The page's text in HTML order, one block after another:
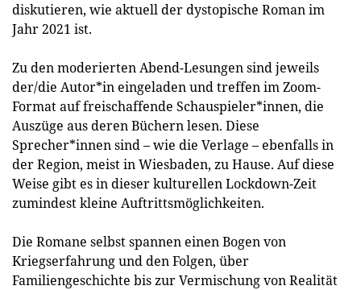
diskutieren, wie aktuell der dystopische Roman im
Jahr 2021 ist.
Zu den moderierten Abend-Lesungen sind jeweils
der/die Autor*in eingeladen und treffen im Zoom-
Format auf freischaffende Schauspieler*innen, die
Auszüge aus deren Büchern lesen. Diese
Sprecher*innen sind – wie die Verlage – ebenfalls in
der Region, meist in Wiesbaden, zu Hause. Auf diese
Weise gibt es in dieser kulturellen Lockdown-Zeit
zumindest kleine Auftrittsmöglichkeiten.
Die Romane selbst spannen einen Bogen von
Kriegserfahrung und den Folgen, über
Familiengeschichte bis zur Vermischung von Realität